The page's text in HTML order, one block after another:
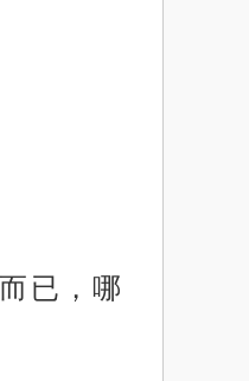
已，哪